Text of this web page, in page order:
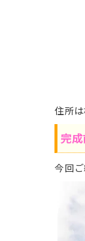
住所
完成
今回